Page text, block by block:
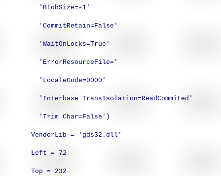
'BlobSize=-1'
'CommitRetain=False'
'WaitOnLocks=True'
'ErrorResourceFile='
'LocaleCode=0000'
'Interbase TransIsolation=ReadCommited'
'Trim Char=False')
VendorLib = 'gds32.dll'
Left = 72
Top = 232